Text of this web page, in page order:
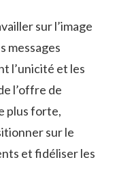
sur l’image
messages
l’unicité et les
l’offre de
plus forte,
sur le
et fidéliser les